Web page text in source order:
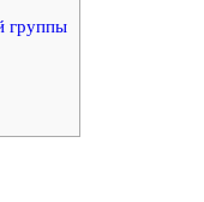
группы